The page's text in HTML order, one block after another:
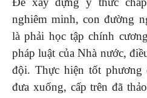
nghiêm minh, con đường
là phải học tập chính
pháp luật của Nhà nước,
đội. Thực hiện tốt phương
đưa xuống, cấp trên đã